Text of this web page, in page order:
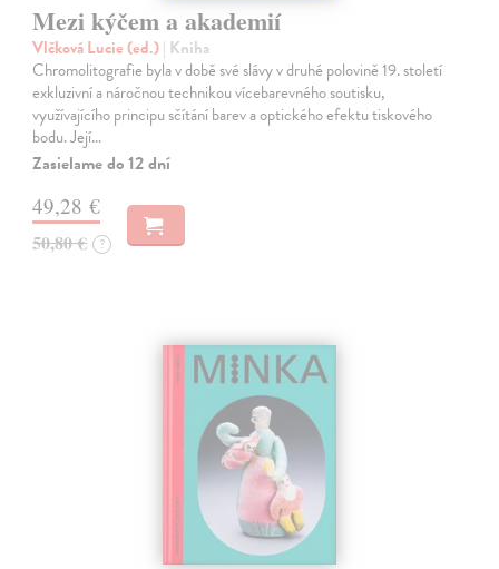
Mezi kýčem a akademií
Vlčková Lucie (ed.)| Kniha
Chromolitografie byla v době své slávy v druhé polovině 19. století
exkluzivní a náročnou technikou vícebarevného soutisku,
využívajícího principu sčítání barev a optického efektu tiskového
bodu. Její…
Zasielame do 12 dní
49,28 €
50,80 € ?